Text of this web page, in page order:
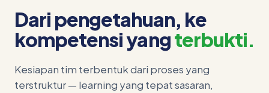
Dari pengetahuan, ke
kompetensi yangterbukti.
Kesiapan tim terbentuk dari proses yang
terstruktur — learning yang tepat sasaran,